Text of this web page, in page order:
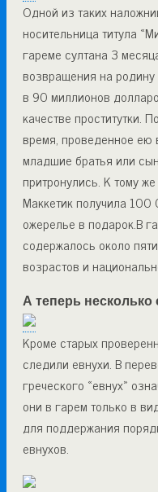
Одной из таких
носительница титула
гареме султана 3
возвращения на
в 90 миллионов
качестве проститутки.
время, проведенное ею
младшие братья или
притронулись. К тому
Маккетик получила
ожерелье в подарок.В
содержалось около
возрастов и
А теперь несколько
Кроме старых
следили евнухи. В
греческого «евнух»
они в гарем только в
для поддержания
евнухов.